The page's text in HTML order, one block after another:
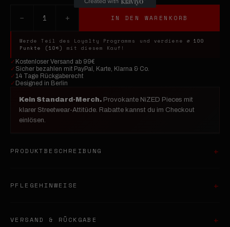
− 1 + IN DEN WARENKORB
Werde Teil des Loyalty Programms und verdiene ⌀ 100
Punkte (10€)
mit diesem Kauf!
✓ Kostenloser Versand ab 99€
✓ Sicher bezahlen mit PayPal, Karte, Klarna & Co.
✓ 14 Tage Rückgaberecht
✓ Designed in Berlin
Kein Standard-Merch. Provokante NiZED Pieces mit
klarer Streetwear-Attitüde. Rabatte kannst du im Checkout
einlösen.
PRODUKTBESCHREIBUNG
PFLEGEHINWEISE
VERSAND & RÜCKGABE